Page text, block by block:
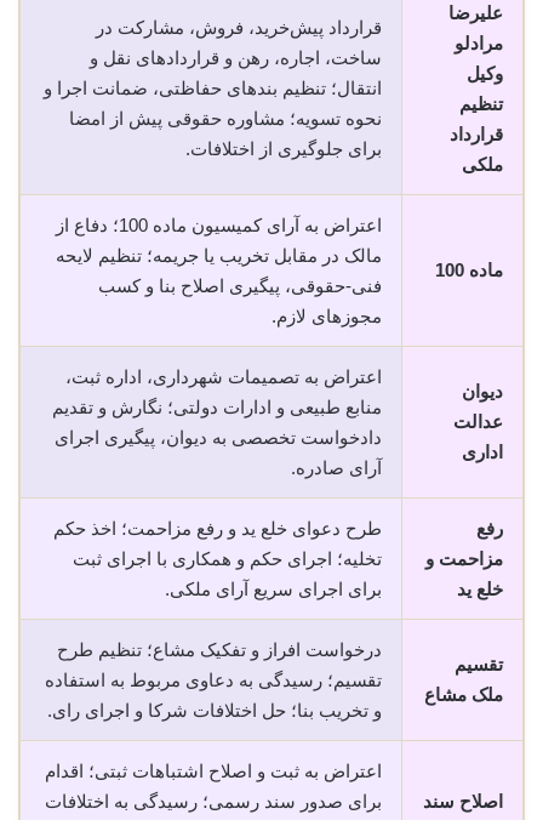
علیرضا
مرادلو
وکیل
تنظیم
قرارداد
ملکی
قرارداد پیش‌خرید، فروش، مشارکت در
ساخت، اجاره، رهن و قراردادهای نقل و
انتقال؛ تنظیم بندهای حفاظتی، ضمانت اجرا و
نحوه تسویه؛ مشاوره حقوقی پیش از امضا
برای جلوگیری از اختلافات.
ماده 100
اعتراض به آرای کمیسیون ماده 100؛ دفاع از
مالک در مقابل تخریب یا جریمه؛ تنظیم لایحه
فنی-حقوقی، پیگیری اصلاح بنا و کسب
مجوزهای لازم.
دیوان
عدالت
اداری
اعتراض به تصمیمات شهرداری، اداره ثبت،
منابع طبیعی و ادارات دولتی؛ نگارش و تقدیم
دادخواست تخصصی به دیوان، پیگیری اجرای
آرای صادره.
رفع
مزاحمت و
خلع ید
طرح دعوای خلع ید و رفع مزاحمت؛ اخذ حکم
تخلیه؛ اجرای حکم و همکاری با اجرای ثبت
برای اجرای سریع آرای ملکی.
تقسیم
ملک مشاع
درخواست افراز و تفکیک مشاع؛ تنظیم طرح
تقسیم؛ رسیدگی به دعاوی مربوط به استفاده
و تخریب بنا؛ حل اختلافات شرکا و اجرای رای.
اصلاح سند
اعتراض به ثبت و اصلاح اشتباهات ثبتی؛ اقدام
برای صدور سند رسمی؛ رسیدگی به اختلافات